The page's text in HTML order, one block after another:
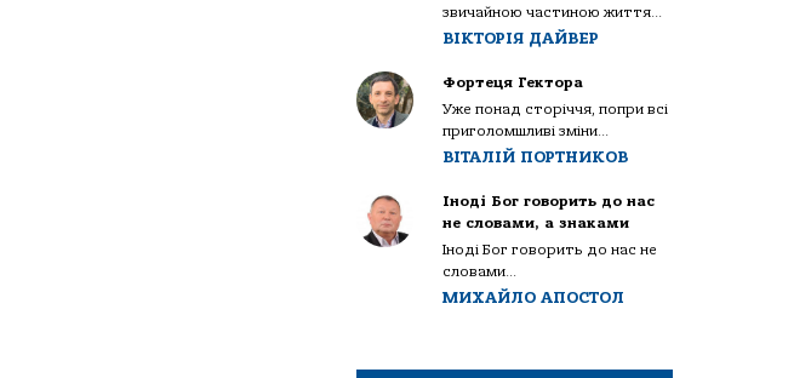
звичайною частиною життя...
ВІКТОРІЯ ДАЙВЕР
Фортеця Гектора
Уже понад сторіччя, попри всі
приголомшливі зміни...
ВІТАЛІЙ ПОРТНИКОВ
Іноді Бог говорить до нас
не словами, а знаками
Іноді Бог говорить до нас не
словами...
МИХАЙЛО АПОСТОЛ